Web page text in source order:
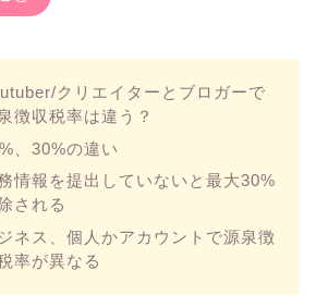
クリエイターとブロガーで
徴収税率は違う？
、30%の違い
情報を提出していないと最大30%
される
ネス、個人かアカウントで源泉徴
率が異なる